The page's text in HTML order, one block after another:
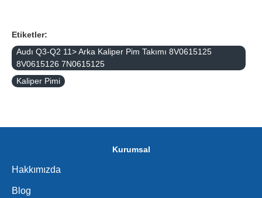
Etiketler:
Audı Q3-Q2 11> Arka Kaliper Pim Takımı 8V0615125
8V0615126 7N0615125
Kaliper Pimi
Kurumsal
Hakkımızda
Blog